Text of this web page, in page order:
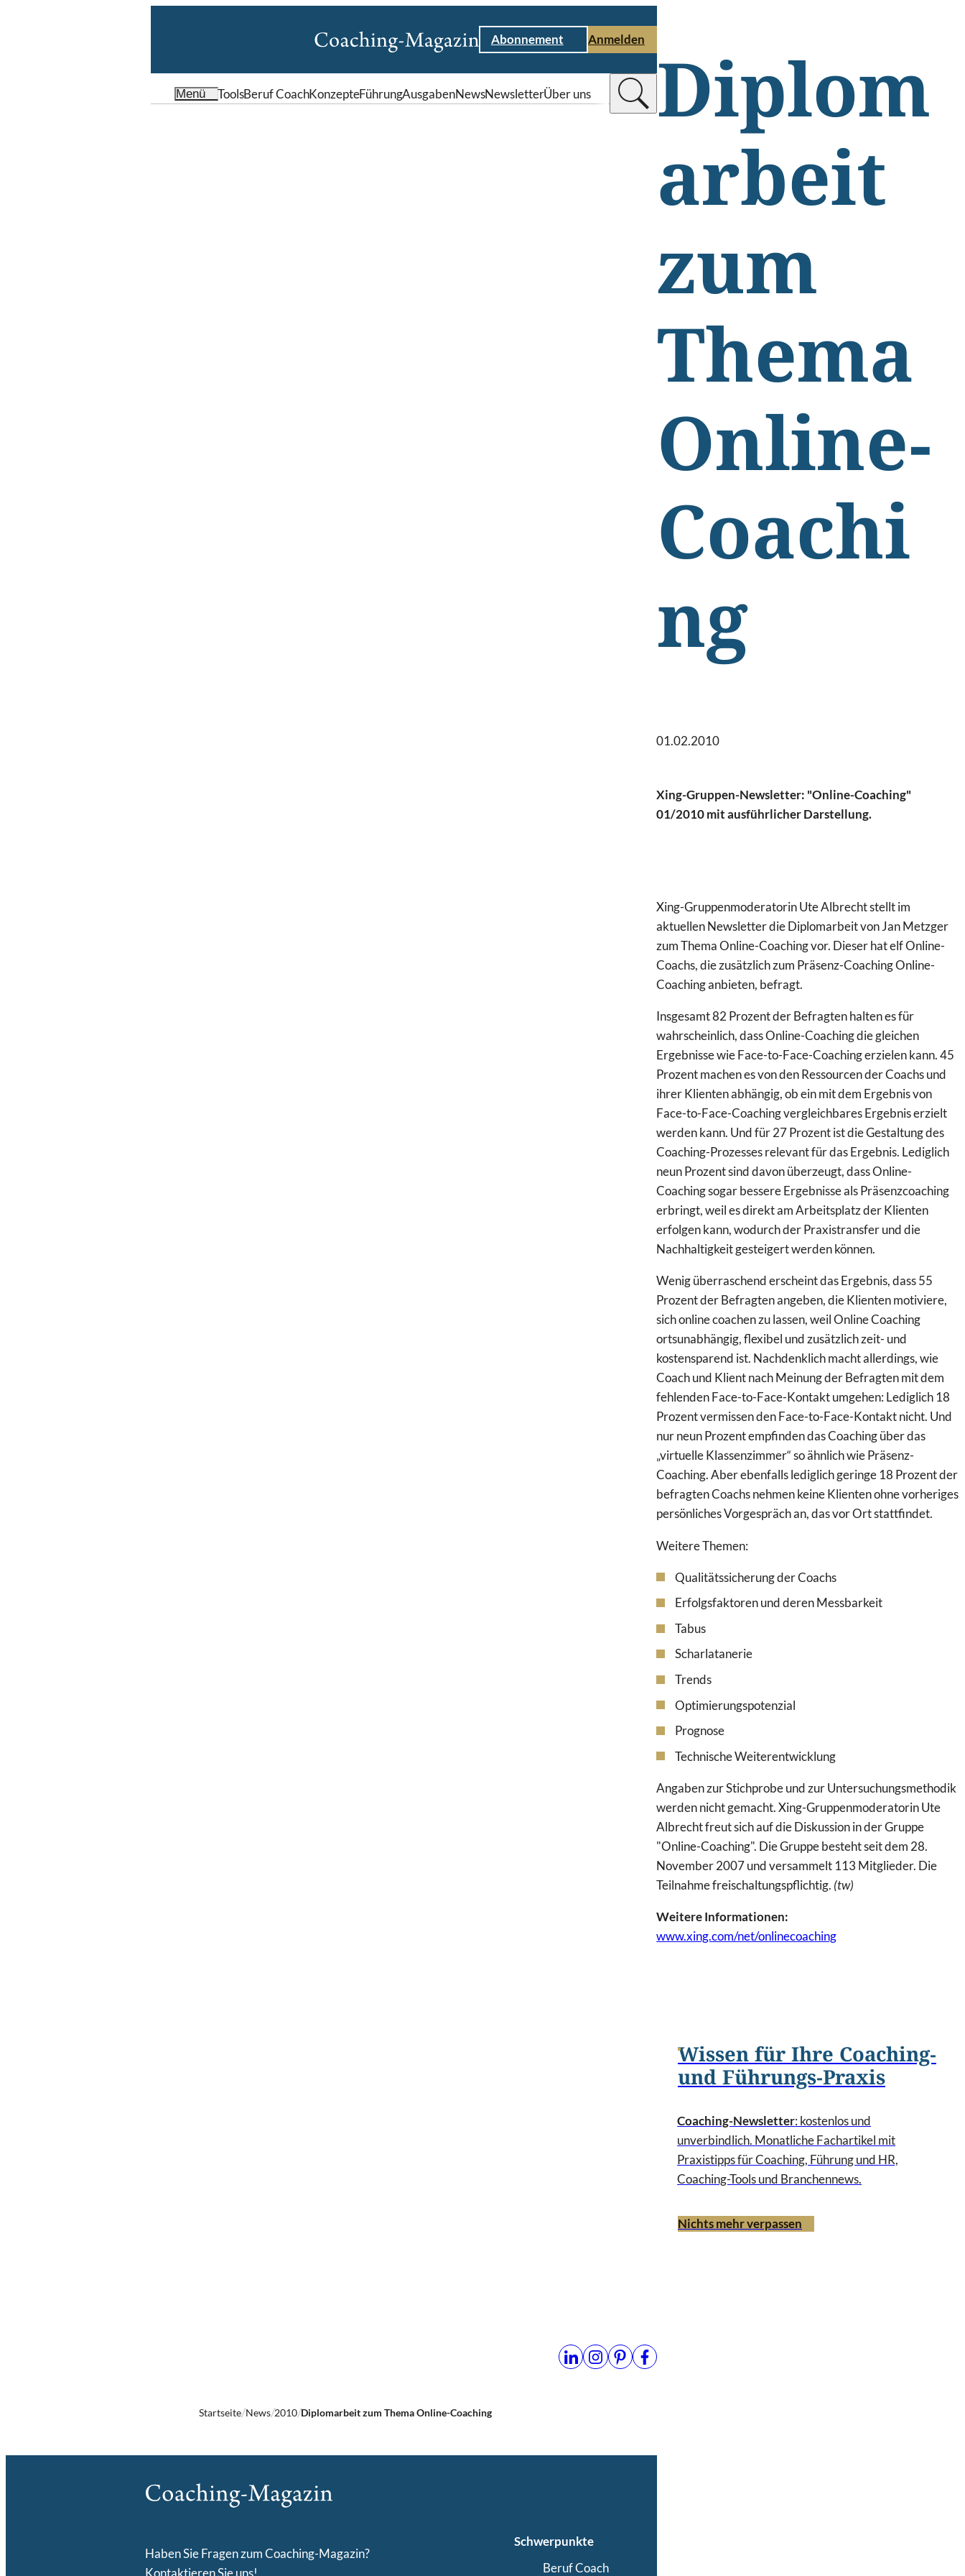
Abonnement Anmelden
Menü ToolsBeruf CoachKonzepteFührungAusgabenNewsNewsletterÜber uns
Diplom
arbeit
zum
Thema
Online-
Coachi
ng
01.02.2010
Xing-Gruppen-Newsletter: "Online-Coaching"
01/2010 mit ausführlicher Darstellung.
Xing-Gruppenmoderatorin Ute Albrecht stellt im
aktuellen Newsletter die Diplomarbeit von Jan Metzger
zum Thema Online-Coaching vor. Dieser hat elf Online-
Coachs, die zusätzlich zum Präsenz-Coaching Online-
Coaching anbieten, befragt.
Insgesamt 82 Prozent der Befragten halten es für
wahrscheinlich, dass Online-Coaching die gleichen
Ergebnisse wie Face-to-Face-Coaching erzielen kann. 45
Prozent machen es von den Ressourcen der Coachs und
ihrer Klienten abhängig, ob ein mit dem Ergebnis von
Face-to-Face-Coaching vergleichbares Ergebnis erzielt
werden kann. Und für 27 Prozent ist die Gestaltung des
Coaching-Prozesses relevant für das Ergebnis. Lediglich
neun Prozent sind davon überzeugt, dass Online-
Coaching sogar bessere Ergebnisse als Präsenzcoaching
erbringt, weil es direkt am Arbeitsplatz der Klienten
erfolgen kann, wodurch der Praxistransfer und die
Nachhaltigkeit gesteigert werden können.
Wenig überraschend erscheint das Ergebnis, dass 55
Prozent der Befragten angeben, die Klienten motiviere,
sich online coachen zu lassen, weil Online Coaching
ortsunabhängig, flexibel und zusätzlich zeit- und
kostensparend ist. Nachdenklich macht allerdings, wie
Coach und Klient nach Meinung der Befragten mit dem
fehlenden Face-to-Face-Kontakt umgehen: Lediglich 18
Prozent vermissen den Face-to-Face-Kontakt nicht. Und
nur neun Prozent empfinden das Coaching über das
„virtuelle Klassenzimmer“ so ähnlich wie Präsenz-
Coaching. Aber ebenfalls lediglich geringe 18 Prozent der
befragten Coachs nehmen keine Klienten ohne vorheriges
persönliches Vorgespräch an, das vor Ort stattfindet.
Weitere Themen:
Qualitätssicherung der Coachs
Erfolgsfaktoren und deren Messbarkeit
Tabus
Scharlatanerie
Trends
Optimierungspotenzial
Prognose
Technische Weiterentwicklung
Angaben zur Stichprobe und zur Untersuchungsmethodik
werden nicht gemacht. Xing-Gruppenmoderatorin Ute
Albrecht freut sich auf die Diskussion in der Gruppe
"Online-Coaching". Die Gruppe besteht seit dem 28.
November 2007 und versammelt 113 Mitglieder. Die
Teilnahme freischaltungspflichtig. (tw)
Weitere Informationen:
www.xing.com/net/onlinecoaching
Wissen für Ihre Coaching-
und Führungs-Praxis
Coaching-Newsletter: kostenlos und
unverbindlich. Monatliche Fachartikel mit
Praxistipps für Coaching, Führung und HR,
Coaching-Tools und Branchennews.
Nichts mehr verpassen
Startseite News 2010 Diplomarbeit zum Thema Online-Coaching
Haben Sie Fragen zum Coaching-Magazin?
Kontaktieren Sie uns!
Schwerpunkte
Beruf Coach